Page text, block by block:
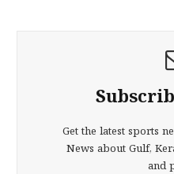
Get the latest sports
News about Gulf,
and